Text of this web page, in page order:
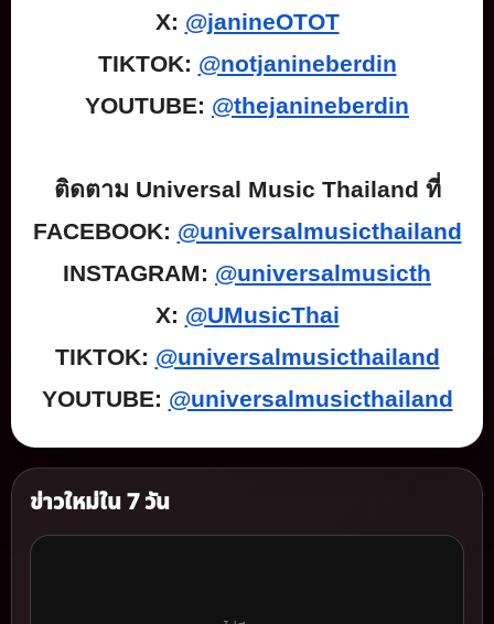
X: @janineOTOT
TIKTOK: @notjanineberdin
YOUTUBE: @thejanineberdin
ติดตาม Universal Music Thailand ที่
FACEBOOK: @universalmusicthailand
INSTAGRAM: @universalmusicth
X: @UMusicThai
TIKTOK: @universalmusicthailand
YOUTUBE: @universalmusicthailand
ข่าวใหม่ใน 7 วัน